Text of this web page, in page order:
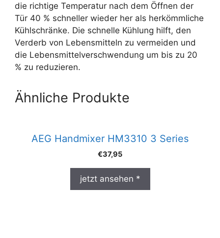
die richtige Temperatur nach dem Öffnen der
Tür 40 % schneller wieder her als herkömmliche
Kühlschränke. Die schnelle Kühlung hilft, den
Verderb von Lebensmitteln zu vermeiden und
die Lebensmittelverschwendung um bis zu 20
% zu reduzieren.
Ähnliche Produkte
AEG Handmixer HM3310 3 Series
€37,95
jetzt ansehen *